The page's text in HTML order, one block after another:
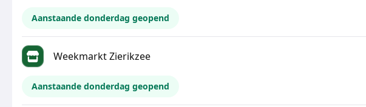
Aanstaande donderdag geopend
Weekmarkt Zierikzee
Aanstaande donderdag geopend